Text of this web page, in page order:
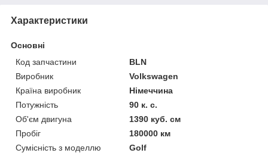
Характеристики
Основні
Код запчастини
BLN
Виробник
Volkswagen
Країна виробник
Німеччина
Потужність
90 к. с.
Об'єм двигуна
1390 куб. см
Пробіг
180000 км
Сумісність з моделлю
Golf